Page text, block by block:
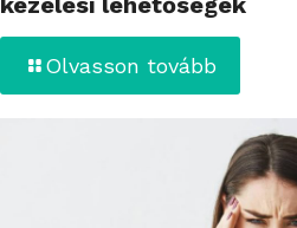
Olvasson tovább